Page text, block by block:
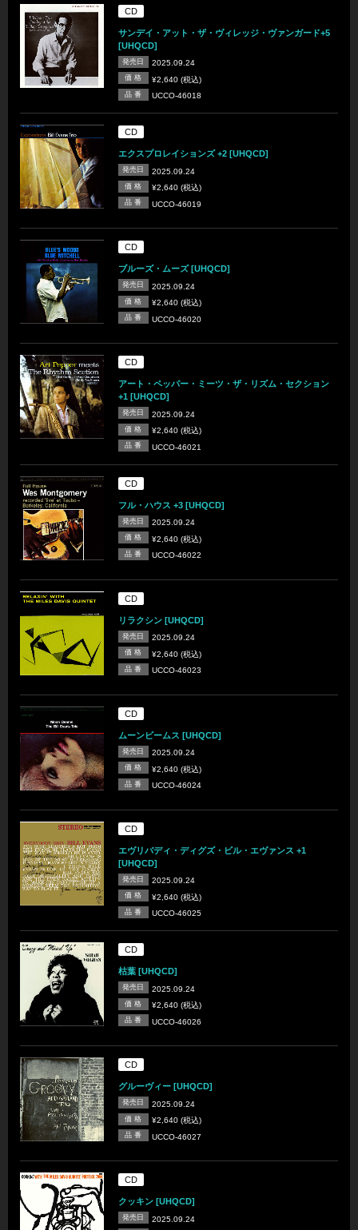
CD
サンデイ・アット・ザ・ヴィレッジ・ヴァンガード+5
[UHQCD]
発売日 2025.09.24
価 格 ¥2,640 (税込)
品 番 UCCO-46018
CD
エクスプロレイションズ +2 [UHQCD]
発売日 2025.09.24
価 格 ¥2,640 (税込)
品 番 UCCO-46019
CD
ブルーズ・ムーズ [UHQCD]
発売日 2025.09.24
価 格 ¥2,640 (税込)
品 番 UCCO-46020
CD
アート・ペッパー・ミーツ・ザ・リズム・セクション
+1 [UHQCD]
発売日 2025.09.24
価 格 ¥2,640 (税込)
品 番 UCCO-46021
CD
フル・ハウス +3 [UHQCD]
発売日 2025.09.24
価 格 ¥2,640 (税込)
品 番 UCCO-46022
CD
リラクシン [UHQCD]
発売日 2025.09.24
価 格 ¥2,640 (税込)
品 番 UCCO-46023
CD
ムーンビームス [UHQCD]
発売日 2025.09.24
価 格 ¥2,640 (税込)
品 番 UCCO-46024
CD
エヴリバディ・ディグズ・ビル・エヴァンス +1
[UHQCD]
発売日 2025.09.24
価 格 ¥2,640 (税込)
品 番 UCCO-46025
CD
枯葉 [UHQCD]
発売日 2025.09.24
価 格 ¥2,640 (税込)
品 番 UCCO-46026
CD
グルーヴィー [UHQCD]
発売日 2025.09.24
価 格 ¥2,640 (税込)
品 番 UCCO-46027
CD
クッキン [UHQCD]
発売日 2025.09.24